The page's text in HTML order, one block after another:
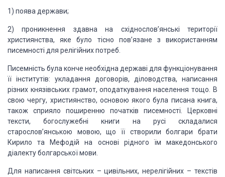
1) поява держави;
2) проникнення здавна на східнослов’янські території
християнства, яке було тісно пов’язане з використанням
писемності для релігійних потреб.
Писемність була конче необхідна державі для функціонування
її інститутів: укладання договорів, діловодства, написання
різних князівських грамот, оподаткування населення тощо. В
свою чергу, християнство, основою якого була писана книга,
також сприяло поширенню початків писемності. Церковні
тексти, богослужебні книги на русі складалися
старослов’янською мовою, що її створили болгари брати
Кирило та Мефодій на основі рідного їм македонського
діалекту болгарської мови.
Для написання світських – цивільних, нерелігійних – текстів